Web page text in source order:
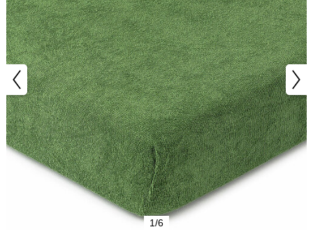
1/6